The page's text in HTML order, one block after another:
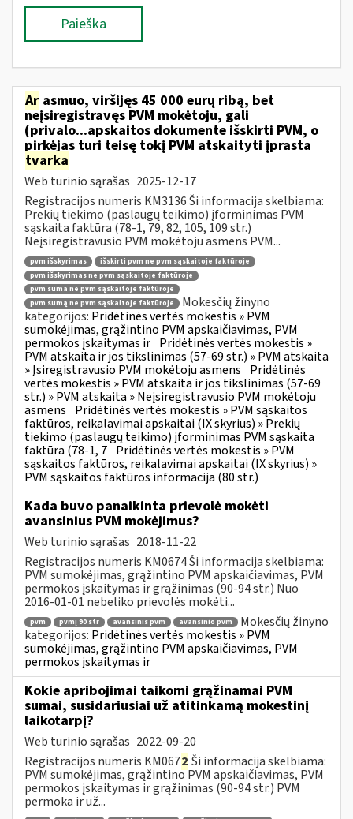
Paieška
Ar asmuo, viršijęs 45 000 eurų ribą, bet
neįsiregistravęs PVM mokėtoju, gali
(privalo...apskaitos dokumente išskirti PVM, o
pirkėjas turi teisę tokį PVM atskaityti įprasta
tvarka
Web turinio sąrašas 2025-12-17
Registracijos numeris KM3136 Ši informacija skelbiama:
Prekių tiekimo (paslaugų teikimo) įforminimas PVM
sąskaita faktūra (78-1, 79, 82, 105, 109 str.)
Neįsiregistravusio PVM mokėtoju asmens PVM...
pvm išskyrimas
išskirti pvm ne pvm sąskaitoje faktūroje
pvm išskyrimas ne pvm sąskaitoje faktūroje
pvm suma ne pvm sąskaitoje faktūroje
pvm sumą ne pvm sąskaitoje faktūroje
Mokesčių žinyno
kategorijos: Pridėtinės vertės mokestis » PVM
sumokėjimas, grąžintino PVM apskaičiavimas, PVM
permokos įskaitymas ir Pridėtinės vertės mokestis »
PVM atskaita ir jos tikslinimas (57-69 str.) » PVM atskaita
» Įsiregistravusio PVM mokėtoju asmens Pridėtinės
vertės mokestis » PVM atskaita ir jos tikslinimas (57-69
str.) » PVM atskaita » Neįsiregistravusio PVM mokėtoju
asmens Pridėtinės vertės mokestis » PVM sąskaitos
faktūros, reikalavimai apskaitai (IX skyrius) » Prekių
tiekimo (paslaugų teikimo) įforminimas PVM sąskaita
faktūra (78-1, 7 Pridėtinės vertės mokestis » PVM
sąskaitos faktūros, reikalavimai apskaitai (IX skyrius) »
PVM sąskaitos faktūros informacija (80 str.)
Kada buvo panaikinta prievolė mokėti
avansinius PVM mokėjimus?
Web turinio sąrašas 2018-11-22
Registracijos numeris KM0674 Ši informacija skelbiama:
PVM sumokėjimas, grąžintino PVM apskaičiavimas, PVM
permokos įskaitymas ir grąžinimas (90-94 str.) Nuo
2016-01-01 nebeliko prievolės mokėti...
pvm pvmį 90 str avansinis pvm avansinio pvm
Mokesčių žinyno
kategorijos: Pridėtinės vertės mokestis » PVM
sumokėjimas, grąžintino PVM apskaičiavimas, PVM
permokos įskaitymas ir
Kokie apribojimai taikomi grąžinamai PVM
sumai, susidariusiai už atitinkamą mokestinį
laikotarpį?
Web turinio sąrašas 2022-09-20
Registracijos numeris KM0672 Ši informacija skelbiama:
PVM sumokėjimas, grąžintino PVM apskaičiavimas, PVM
permokos įskaitymas ir grąžinimas (90-94 str.) PVM
permoka ir už...